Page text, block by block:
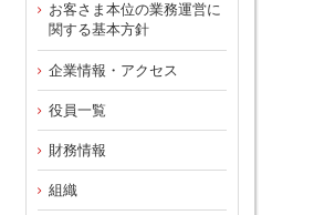
お客さま本位の業務運営に
関する基本方針
企業情報・アクセス
役員一覧
財務情報
組織